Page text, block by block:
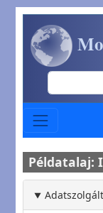
Ugrás a tartalomra
Search
Példatalaj: